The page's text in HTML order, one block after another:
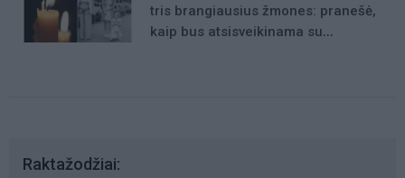
tris brangiausius žmones: pranešė,
kaip bus atsisveikinama su
Raktažodžiai